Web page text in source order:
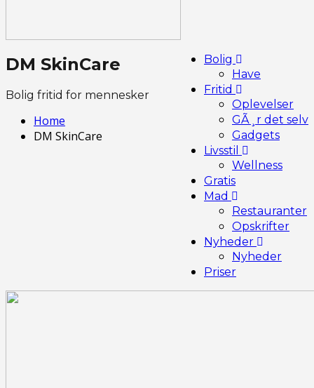
Bolig
Have
Fritid
Oplevelser
GÃ¸r det selv
Gadgets
Livsstil
Wellness
Gratis
Mad
Restauranter
Opskrifter
Nyheder
Nyheder
Priser
DM SkinCare
Bolig fritid for mennesker
Home
DM SkinCare